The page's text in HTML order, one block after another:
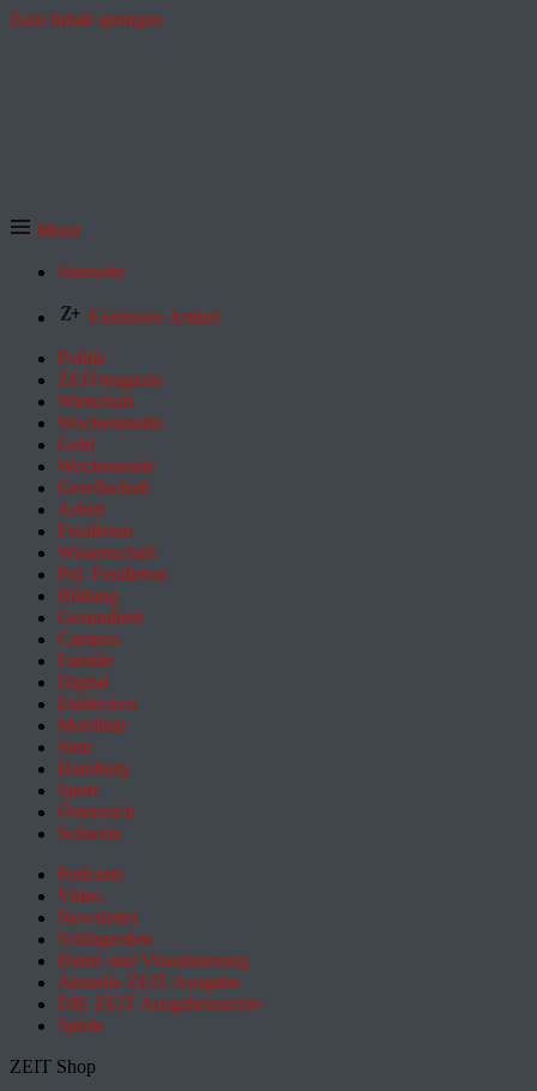
Zum Inhalt springen
Menü
Startseite
Exklusive Artikel
Politik
ZEITmagazin
Wirtschaft
Wochenmarkt
Geld
Wochenende
Gesellschaft
Arbeit
Feuilleton
Wissenschaft
Pol. Feuilleton
Bildung
Gesundheit
Campus
Familie
Digital
Entdecken
Mobilität
Sinn
Hamburg
Sport
Österreich
Schweiz
Podcasts
Video
Newsletter
Schlagzeilen
Daten und Visualisierung
Aktuelle ZEIT-Ausgabe
DIE ZEIT Ausgabenarchiv
Spiele
ZEIT Shop